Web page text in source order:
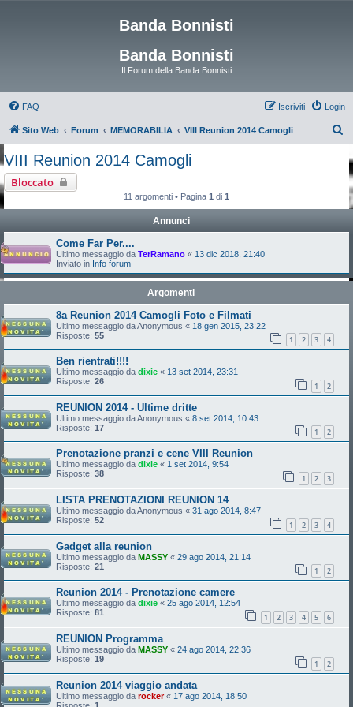
Banda Bonnisti
Banda Bonnisti
Il Forum della Banda Bonnisti
FAQ Login
Iscriviti
Sito Web Forum MEMORABILIA VIII Reunion 2014 Camogli
VIII Reunion 2014 Camogli
Bloccato
11 argomenti • Pagina 1 di 1
Annunci
Come Far Per....
Ultimo messaggio da TerRamano « 13 dic 2018, 21:40
Inviato in Info forum
Argomenti
8a Reunion 2014 Camogli Foto e Filmati
Ultimo messaggio daAnonymous « 18 gen 2015, 23:22
Risposte: 55 1 2 3 4
Ben rientrati!!!!
Ultimo messaggio da dixie « 13 set 2014, 23:31
Risposte: 26 1 2
REUNION 2014 - Ultime dritte
Ultimo messaggio daAnonymous « 8 set 2014, 10:43
Risposte: 17 1 2
Prenotazione pranzi e cene VIII Reunion
Ultimo messaggio da dixie « 1 set 2014, 9:54
Risposte: 38 1 2 3
LISTA PRENOTAZIONI REUNION 14
Ultimo messaggio daAnonymous « 31 ago 2014, 8:47
Risposte: 52 1 2 3 4
Gadget alla reunion
Ultimo messaggio da MASSY « 29 ago 2014, 21:14
Risposte: 21 1 2
Reunion 2014 - Prenotazione camere
Ultimo messaggio da dixie « 25 ago 2014, 12:54
Risposte: 81 1 2 3 4 5 6
REUNION Programma
Ultimo messaggio da MASSY « 24 ago 2014, 22:36
Risposte: 19 1 2
Reunion 2014 viaggio andata
Ultimo messaggio da rocker« 17 ago 2014, 18:50